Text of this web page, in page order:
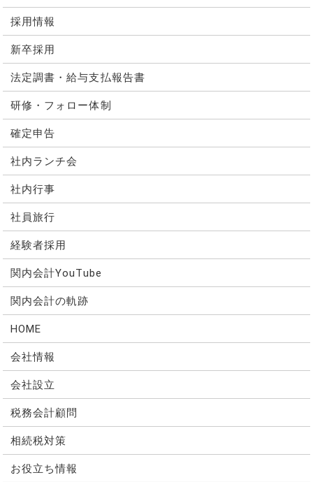
採用情報
新卒採用
法定調書・給与支払報告書
研修・フォロー体制
確定申告
社内ランチ会
社内行事
社員旅行
経験者採用
関内会計YouTube
関内会計の軌跡
HOME
会社情報
会社設立
税務会計顧問
相続税対策
お役立ち情報